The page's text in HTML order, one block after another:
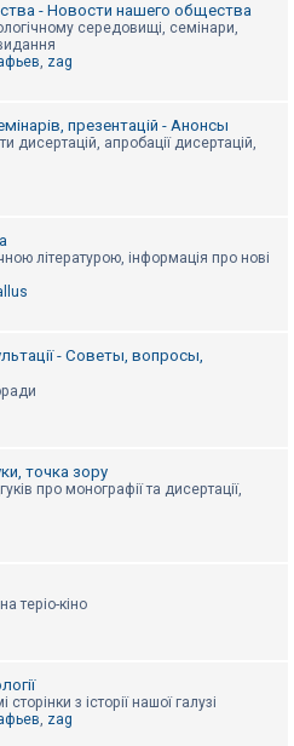
- Новости нашего общества
середовищі, семінари,
, zag
презентацій - Анонсы
дисертацій, апробації дисертацій,
літературою, інформація про нові
- Советы, вопросы,
точка зору
про монографії та дисертації,
теріо-кіно
з історії нашої галузі
, zag